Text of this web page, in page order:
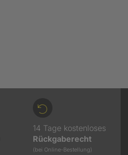
14 Tage kostenloses
Rückgaberecht
(bei Online-Bestellung)